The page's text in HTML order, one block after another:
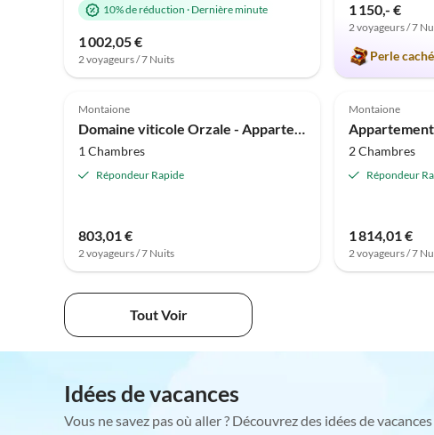
10% de réduction · Dernière minute
1 002,05 €
2 voyageurs / 7 Nuits
1 150,- €
2 voyageurs / 7
Perle
Super hôte
Annonce
5.0 (7)
Montaione
Domaine viticole Orzale - Appartement de vacances de 2 pièces avec piscine
1 Chambres
Répondeur Rapide
803,01 €
2 voyageurs / 7 Nuits
5.0 (5)
Montaione
2 Chambres
Répondeur
1 814,01 €
2 voyageurs / 7
Tout Voir
Idées de vacances
Vous ne savez pas où aller ? Découvrez des idées de